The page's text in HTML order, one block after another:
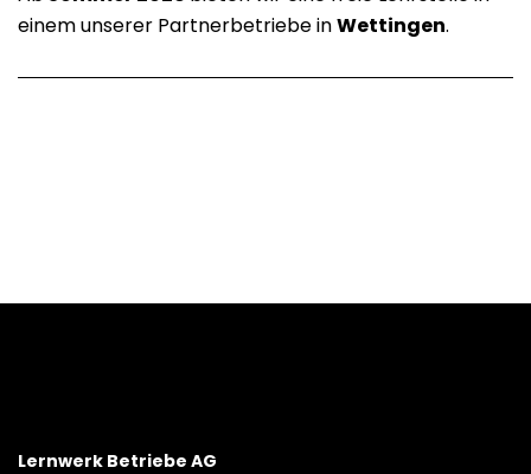
einem unserer Partnerbetriebe inWettingen.
Lernwerk Betriebe AG